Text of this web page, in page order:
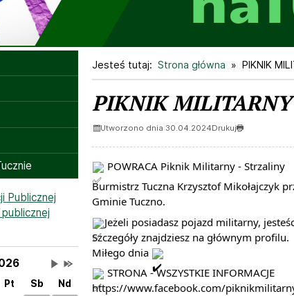
w miesiącu
Brak wydarzeń w tym miesiącu.
2025
2026 Przestaw datę na Wrzesień 2026
Przestaw datę na Sierpień 2027
Pt Sb
Nd
Jesteś tutaj: Strona główna PIKNIK
PIKNIK
Utworzono dnia 30.04.2024Drukuj
POWRACA Piknik Militarny - Strzaliny
Burmistrz Tuczna Krzysztof Mikołajczyk
Gminie Tuczno.
Jeżeli posiadasz pojazd militarny,
Szczegóły znajdziesz na głównym profilu.
Miłego dnia
STRONA - WSZYSTKIE INFORMACJE
https://www.facebook.com/